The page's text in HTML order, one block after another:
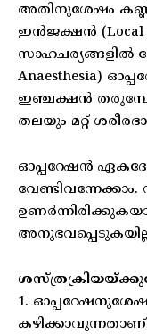
അതിനുശേഷം കണ്ണ്
ഇന്‍ജക്ഷന്‍ (Local
സാഹചര്യങ്ങളില്‍
Anaesthesia)
ഇഞ്ചക്ഷന്‍
തലയും മറ്റ്
ഓപ്പറേഷന്‍
വേണ്ടിവന്നേക്കാം.
1.